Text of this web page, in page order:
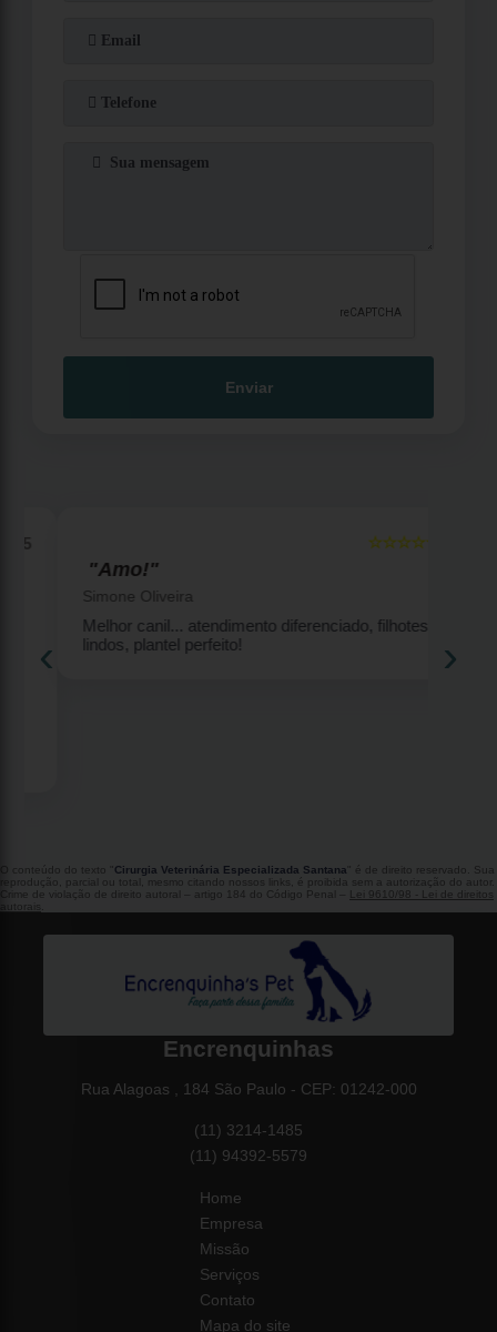
Enviar
5
☆☆☆☆☆
"Amo!"
Simone Oliveira
Melhor canil... atendimento diferenciado, filhotes
lindos, plantel perfeito!
‹ ›
O conteúdo do texto " Cirurgia Veterinária Especializada Santana " é de direito reservado. Sua
reprodução, parcial ou total, mesmo citando nossos links, é proibida sem a autorização do autor.
Crime de violação de direito autoral – artigo 184 do Código Penal –
Lei 9610/98 - Lei de direitos
autorais .
Encrenquinhas
Rua Alagoas , 184 São Paulo - CEP: 01242-000
(11) 3214-1485
(11) 94392-5579
Home
Empresa
Missão
Serviços
Contato
Mapa do site